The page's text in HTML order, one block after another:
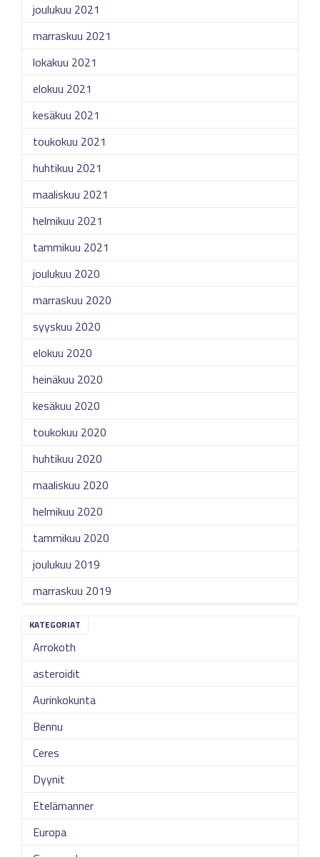
joulukuu 2021
marraskuu 2021
lokakuu 2021
elokuu 2021
kesäkuu 2021
toukokuu 2021
huhtikuu 2021
maaliskuu 2021
helmikuu 2021
tammikuu 2021
joulukuu 2020
marraskuu 2020
syyskuu 2020
elokuu 2020
heinäkuu 2020
kesäkuu 2020
toukokuu 2020
huhtikuu 2020
maaliskuu 2020
helmikuu 2020
tammikuu 2020
joulukuu 2019
marraskuu 2019
KATEGORIAT
Arrokoth
asteroidit
Aurinkokunta
Bennu
Ceres
Dyynit
Etelämanner
Europa